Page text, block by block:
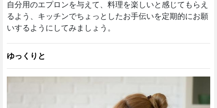
自分用のエプロンを与えて、料理を楽しいと感じてもらえ
るよう、キッチンでちょっとしたお手伝いを定期的にお願
いするようにしてみましょう。
ゆっくりと